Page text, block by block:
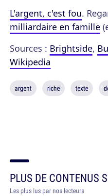
L'argent, c'est fou.
milliardaire en famille
Sources : Brightside,
Wikipedia
argent riche texte
PLUS DE CONTENUS
Les plus lus par nos lecteurs